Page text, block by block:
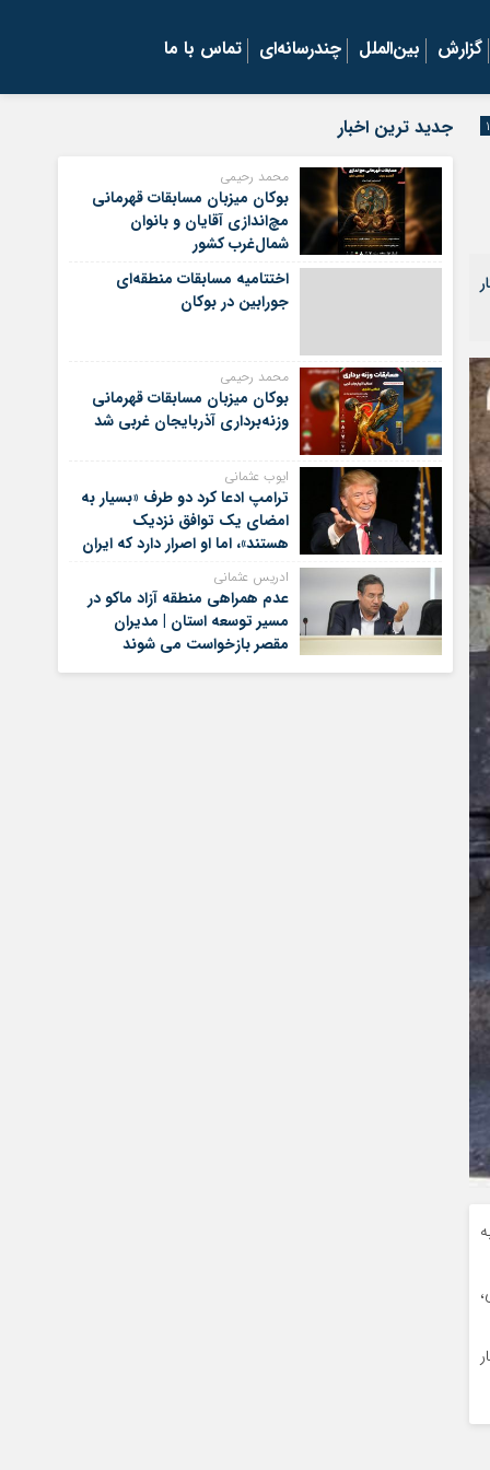
گزارش بین‌الملل چندرسانه‌ای تماس با ما
جدید ترین اخبار
محمد رحیمی
بوکان میزبان مسابقات قهرمانی
مچ‌اندازی آقایان و بانوان
شمال‌غرب کشور
اختتامیه مسابقات منطقه‌ای
جورابین در بوکان
محمد رحیمی
بوکان میزبان مسابقات قهرمانی
وزنه‌برداری آذربایجان غربی شد
ایوب عثمانی
ترامپ ادعا کرد دو طرف «بسیار به
امضای یک توافق نزدیک
هستند»، اما او اصرار دارد که ایران
برای کنار گذاشتن برنامه‌های
هسته‌ای خود گام‌های بیشتری
بردارد
ادریس عثمانی
عدم همراهی منطقه آزاد ماکو در
مسیر توسعه استان | مدیران
مقصر بازخواست می شوند